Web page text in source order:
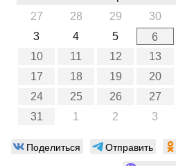
27
28 29 30
3
4 5 6
10
11 12 13
17
18 19 20
24
25 26 27
31
1 2 3
Поделиться Отправить